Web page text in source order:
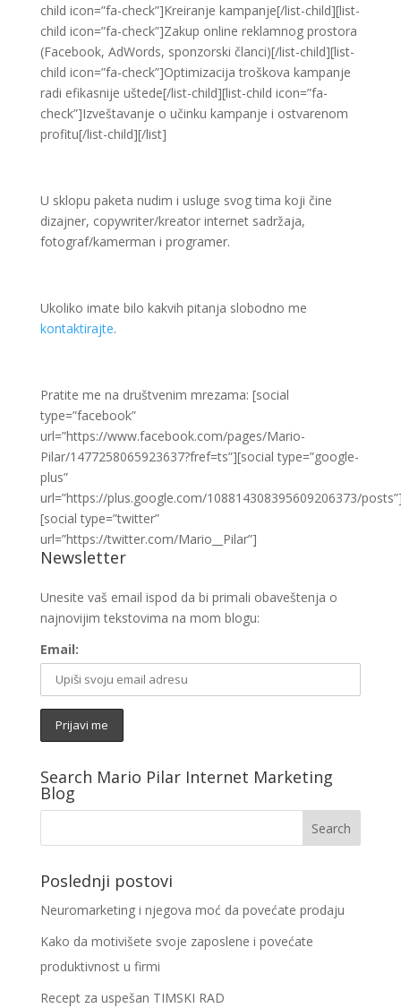
child icon=”fa-check”]Kreiranje kampanje[/list-child][list-
child icon=”fa-check”]Zakup online reklamnog prostora
(Facebook, AdWords, sponzorski članci)[/list-child][list-
child icon=”fa-check”]Optimizacija troškova kampanje
radi efikasnije uštede[/list-child][list-child icon=”fa-
check”]Izveštavanje o učinku kampanje i ostvarenom
profitu[/list-child][/list]
U sklopu paketa nudim i usluge svog tima koji čine
dizajner, copywriter/kreator internet sadržaja,
fotograf/kamerman i programer.
Ukoliko imate bilo kakvih pitanja slobodno me
kontaktirajte.
Pratite me na društvenim mrezama: [social
type=”facebook”
url=”https://www.facebook.com/pages/Mario-
Pilar/1477258065923637?fref=ts”][social type=”google-
plus”
url=”https://plus.google.com/108814308395609206373/
[social type=”twitter”
url=”https://twitter.com/Mario__Pilar”]
Newsletter
Unesite vaš email ispod da bi primali obaveštenja o
najnovijim tekstovima na mom blogu:
Email:
Search Mario Pilar Internet Marketing
Blog
Poslednji postovi
Neuromarketing i njegova moć da povećate prodaju
Kako da motivišete svoje zaposlene i povećate
produktivnost u firmi
Recept za uspešan TIMSKI RAD